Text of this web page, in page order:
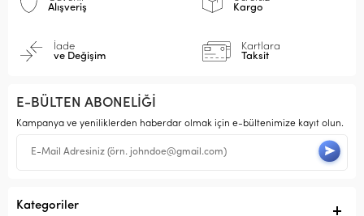
Alışveriş
Kargo
İade
ve Değişim
Kartlara
Taksit
E-BÜLTEN ABONELİĞİ
Kampanya ve yeniliklerden haberdar olmak için e-bültenimize kayıt olun.
Kategoriler